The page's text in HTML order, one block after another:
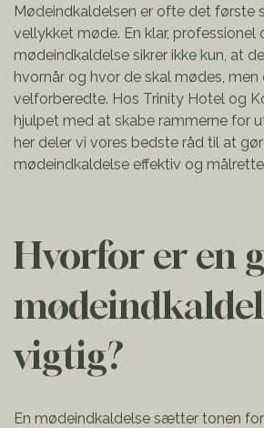
Mødeindkaldelsen er ofte det første
vellykket møde. En klar,
mødeindkaldelse sikrer ikke kun, at
hvornår og hvor de skal mødes,
velforberedte. Hos Trinity Hotel og
hjulpet med at skabe rammerne for
her deler vi vores bedste råd til at
mødeindkaldelse effektiv og
Hvorfor er en
vigtig?
En mødeindkaldelse sætter tonen